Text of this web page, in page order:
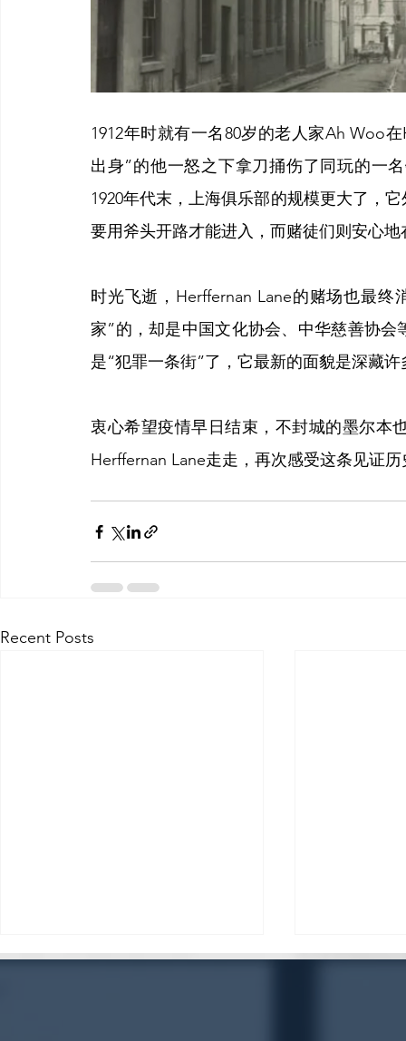
1912年时就有一名80岁的老人家Ah Woo
出身”的他一怒之下拿刀捅伤了同玩的一
1920年代末，上海俱乐部的规模更大了，
要用斧头开路才能进入，而赌徒们则安心
时光飞逝，Herffernan Lane的赌场也最
家”的，却是中国文化协会、中华慈善协
是“犯罪一条街”了，它最新的面貌是深藏
衷心希望疫情早日结束，不封城的墨尔本
Herffernan Lane走走，再次感受这条见证
Recent Posts